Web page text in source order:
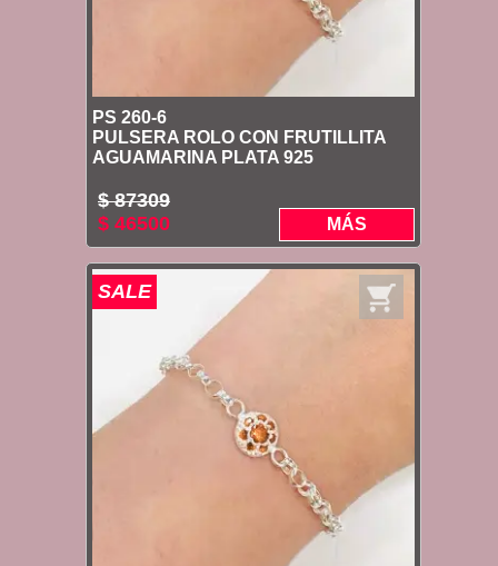
PS 260-6
PULSERA ROLO CON FRUTILLITA
AGUAMARINA PLATA 925
$ 87309
$ 46500
MÁS
SALE